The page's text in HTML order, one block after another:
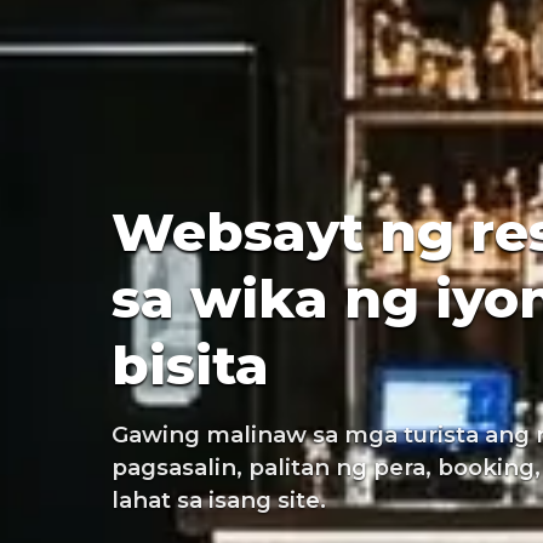
Websayt ng
sa wika ng
bisita
Gawing malinaw sa mga turista ang
pagsasalin, palitan ng pera,
lahat sa isang site.